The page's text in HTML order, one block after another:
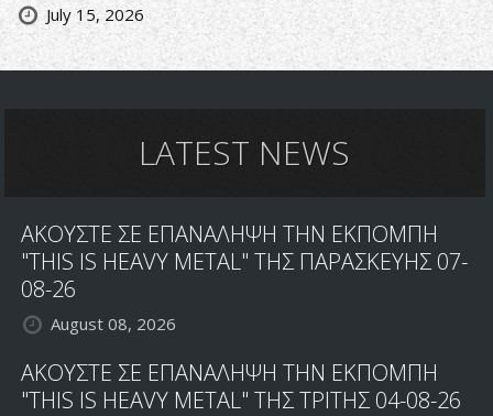
July 15, 2026
LATEST NEWS
ΑΚΟΥΣΤΕ ΣΕ ΕΠΑΝΑΛΗΨΗ ΤΗΝ ΕΚΠΟΜΠΗ
"THIS IS HEAVY METAL" ΤΗΣ ΠΑΡΑΣΚΕΥΗΣ 07-
08-26
August 08, 2026
ΑΚΟΥΣΤΕ ΣΕ ΕΠΑΝΑΛΗΨΗ ΤΗΝ ΕΚΠΟΜΠΗ
"THIS IS HEAVY METAL" ΤΗΣ ΤΡΙΤΗΣ 04-08-26